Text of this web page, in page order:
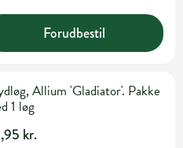
Forudbestil
Allium 'Gladiator'. Pakke
1 løg
kr.